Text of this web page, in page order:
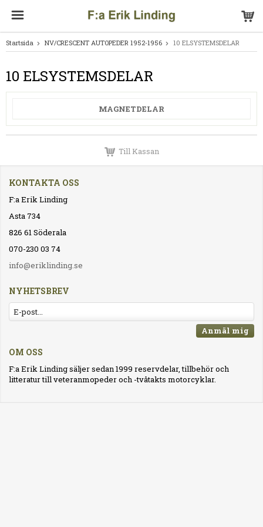
Startsida NV/CRESCENT AUTOPEDER 1952-1956 10 ELSYSTEMSDELAR
10 ELSYSTEMSDELAR
MAGNETDELAR
Till Kassan
KONTAKTA OSS
F:a Erik Linding
Asta 734
826 61 Söderala
070-230 03 74
info@eriklinding.se
NYHETSBREV
Anmäl mig
OM OSS
F:a Erik Linding säljer sedan 1999 reservdelar, tillbehör och
litteratur till veteranmopeder och -tvåtakts motorcyklar.